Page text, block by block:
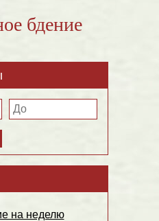
бдение
на неделю